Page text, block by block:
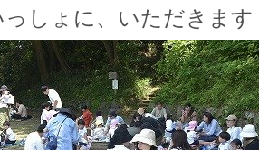
っしょに、いただきます